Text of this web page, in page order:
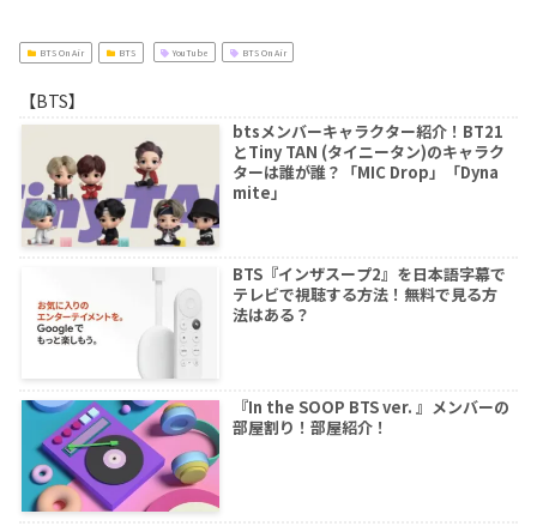
BTS On Air BTS YouTube BTS On Air
【BTS】
btsメンバーキャラクター紹介！BT21
とTiny TAN (タイニータン)のキャラク
ターは誰が誰？「MIC Drop」「Dyna
mite」
BTS『インザスープ2』を日本語字幕で
テレビで視聴する方法！無料で見る方
法はある？
『In the SOOP BTS ver. 』メンバーの
部屋割り！部屋紹介！